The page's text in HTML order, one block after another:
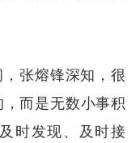
张熔锋深知，很
而是无数小事积
时发现、及时接